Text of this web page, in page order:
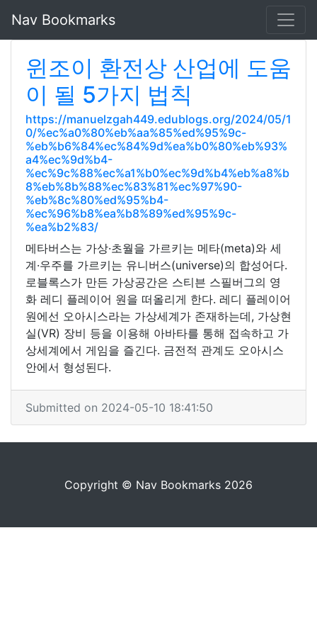
Nav Bookmarks
윈조이 환전상 산업에 도움
이 될 5가지 법칙
https://manuelzgah449.edublogs.org/2024/05/1
0/%ec%a0%80%eb%aa%85%ed%95%9c-
%eb%b6%84%ec%84%9d%ea%b0%80%eb%93%
a4%ec%9d%b4-
%ec%9c%88%ec%a1%b0%ec%9d%b4%eb%a8%b
8%eb%8b%88%ec%83%81%ec%97%90-
%eb%8c%80%ed%95%b4-
%ec%96%b8%ea%b8%89%ed%95%9c-
%ea%b2%83/
메타버스는 가상·초월을 가르키는 메타(meta)와 세
계·우주를 가르키는 유니버스(universe)의 합성어다.
로블록스가 만든 가상공간은 스티븐 스필버그의 영
화 레디 플레이어 원을 떠올리게 한다. 레디 플레이어
원에선 오아시스라는 가상세계가 존재하는데, 가상현
실(VR) 장비 등을 이용해 아바타를 통해 접속하고 가
상세계에서 게임을 즐긴다. 금전적 관계도 오아시스
안에서 형성된다.
Submitted on 2024-05-10 18:41:50
Copyright © Nav Bookmarks 2026